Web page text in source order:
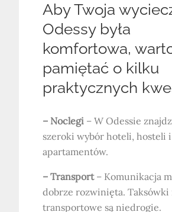
Aby Twoja
Odessy była
komfortowa,
pamiętać o kilku
praktycznych
– Noclegi – W Odessie
szeroki wybór hoteli, hosteli i
apartamentów.
– Transport– Komunikacja
dobrze rozwinięta. Taksówki
transportowe są niedrogie.